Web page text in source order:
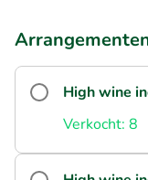
High wine
Verkocht: 8